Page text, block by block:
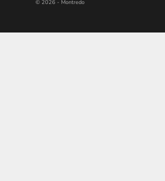
© 2026 - Montredo